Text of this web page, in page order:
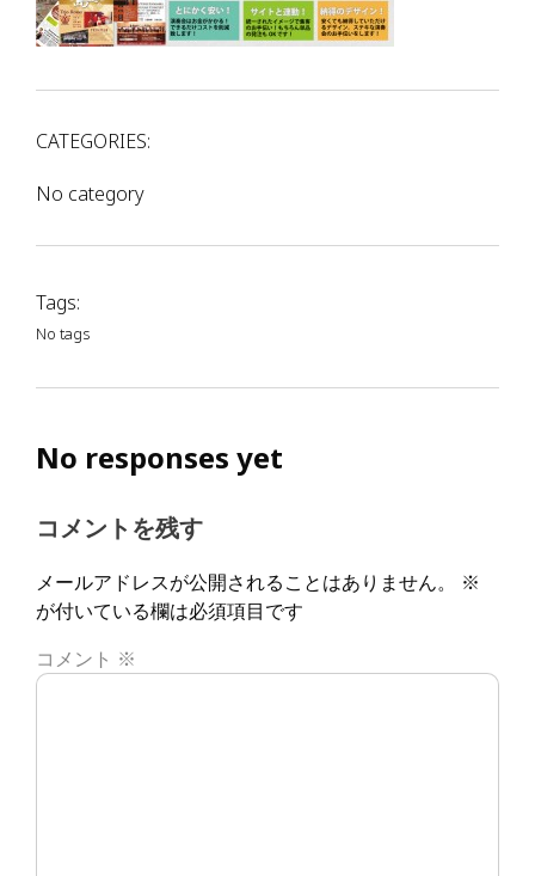
CATEGORIES:
No category
Tags:
No tags
No responses yet
コメントを残す
メールアドレスが公開されることはありません。
※
が付いている欄は必須項目です
コメント ※